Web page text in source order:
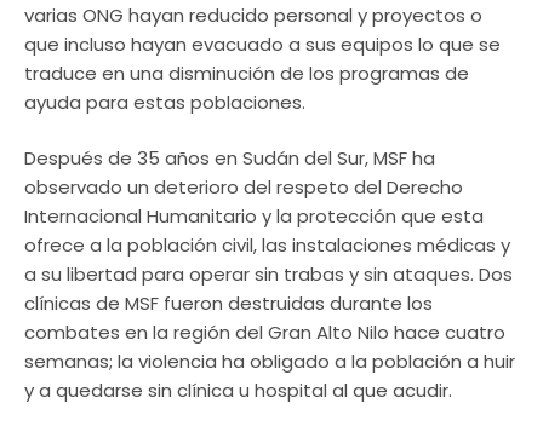
varias ONG hayan reducido personal y proyectos o
que incluso hayan evacuado a sus equipos lo que se
traduce en una disminución de los programas de
ayuda para estas poblaciones.
Después de 35 años en Sudán del Sur, MSF ha
observado un deterioro del respeto del Derecho
Internacional Humanitario y la protección que esta
ofrece a la población civil, las instalaciones médicas y
a su libertad para operar sin trabas y sin ataques. Dos
clínicas de MSF fueron destruidas durante los
combates en la región del Gran Alto Nilo hace cuatro
semanas; la violencia ha obligado a la población a huir
y a quedarse sin clínica u hospital al que acudir.